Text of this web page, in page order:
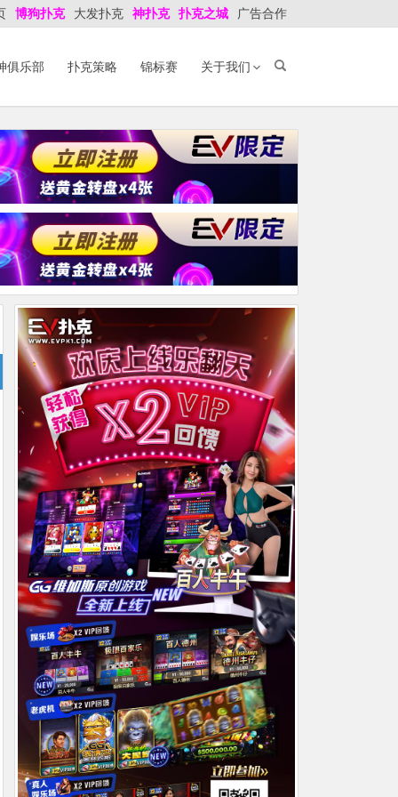
博狗扑克 大发扑克 神扑克 扑克之城 广告合作
俱乐部 扑克策略 锦标赛 关于我们